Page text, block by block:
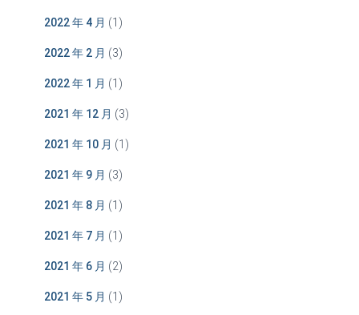
2022 年 4 月 (1)
2022 年 2 月 (3)
2022 年 1 月 (1)
2021 年 12 月 (3)
2021 年 10 月 (1)
2021 年 9 月 (3)
2021 年 8 月 (1)
2021 年 7 月 (1)
2021 年 6 月 (2)
2021 年 5 月 (1)